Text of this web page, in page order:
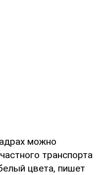
можно
транспорта
цвета, пишет